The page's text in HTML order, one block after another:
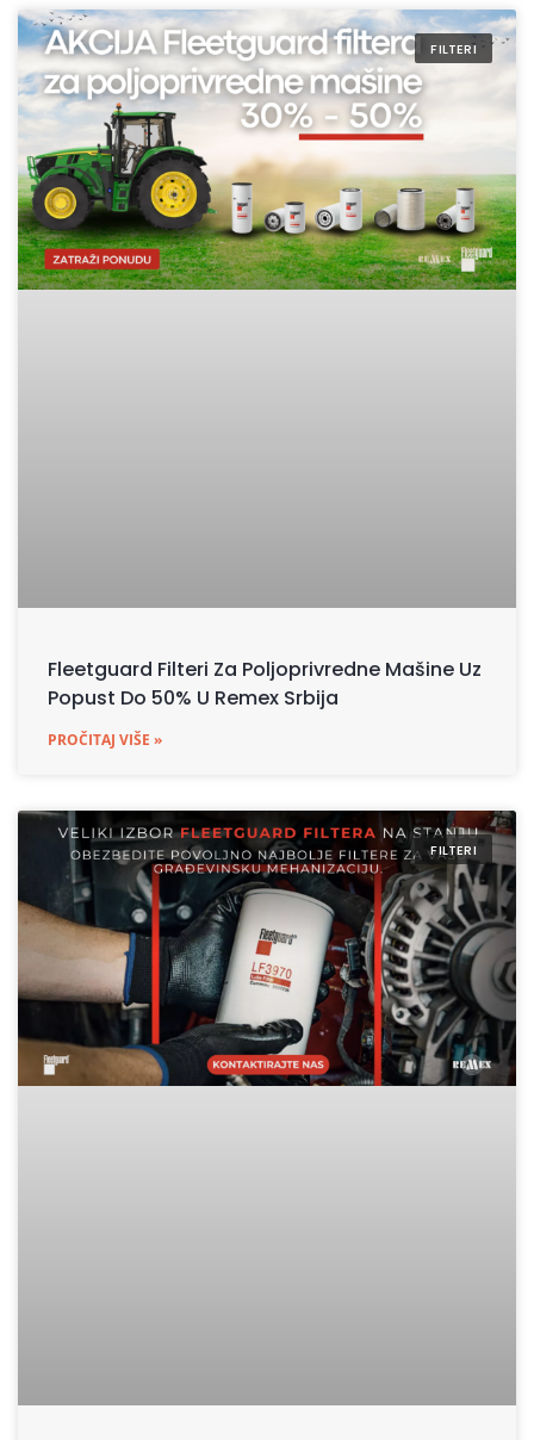
FILTERI
Fleetguard Filteri Za Poljoprivredne Mašine Uz
Popust Do 50% U Remex Srbija
PROČITAJ VIŠE »
FILTERI